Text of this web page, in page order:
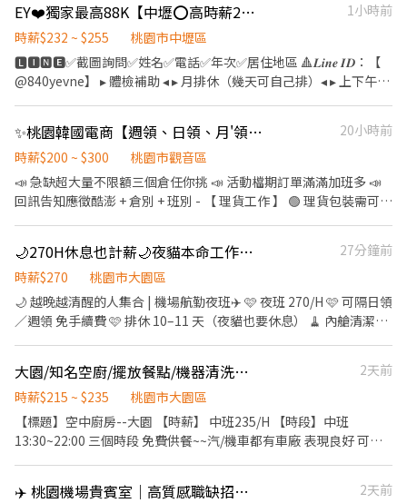
津貼加碼250~600💸 🕒 上班時段 ▪ 早班：08:00 - 17:00｜時薪
$210 ▪ 晚班：18:00 - 03:00｜時薪 $240 地址: 桃1📍桃園市大園區
桃5📍桃園市觀音區寶倉街 桃6📍桃園市大園區航翔路 RC8📍桃園市
楊梅區環東路 桃9📍桃園市大園區建國路 桃17📍桃園市大園區開和
路 ━━━━━━━━━━━━━━━━━━━━━ ❤️𝑳𝒊𝒏𝒆 𝑰𝑫：
【@317tpzqd】明熙-Blue專員 加入後請留下您的姓名+電話+職缺
⭕️免費諮詢 ❌無收取仲介費
境】運動飲料免費喝、路邊好停車 ⭕️【預支】可日領、周領7000➜
用錢不擔心 ☑️立即上班｜無經驗可｜工作好上手☑️ ☑️專人安排書審
➜ https://lin.ee/XDcXDiA ▬▬▬▬▬✦班別制度✦▬▬▬▬▬
【工作地點】龜山區文信路(近體育大學) 【工作內容】包裹進出理
分貨、撿貨包裝 【休假制度】月排休8~9天 【休息時間】用餐60分
資：$45,760起➢$55,000(配合加班) ✅小夜：16:00~01:00 ➠時薪
【280/H】含津貼 ⭐️薪資：$49,280起➢$60,000(配合加班) ✅大夜：
00:30~09:00 ➠時薪【300/H】含津貼 ⭐️薪資：$52,800起
➢$65,000(配合加班) ◍每月15號發薪、可日周領薪 ◍就職即享勞健
保、勞退、三節禮品金 ▬▬✨心動不如薪動、薪動不如行動❤️▬▬
✚ ʟɪɴᴇ ID:【@484taxjq 】截圖詢問黃小姐 專人服務最快速☛
https://lin.ee/XDcXDiA ▶️新北、桃竹苗、台中地區高薪工作歡迎洽
EY❤️獨家最高88K【中壢⭕高時薪255⭕等當兵可】班別自選.門市書審.週週領薪
1小時前
時薪$232 ~ $255
桃園市中壢區
🅻🅸🅽🅴✅截圖詢問✅姓名✅電話✅年次✅居住地區 🔺𝑳𝒊𝒏𝒆 𝑰𝑫：【
@840yevne】 ▸ 體檢補助 ◂ ▸ 月排休（幾天可自己排）◂ ▸ 上下午各
或禮品(到職滿三個月享有)◂ 【 職缺介紹 】 ✅ 工作產品 : 知名超商
的食品加工/便當/御飯糰/涼麵/沙拉/三明治 ✅ 工作內容 : 食品製作烹
調、料理、配料加工、包裝、前置(洗食材)、調理(料理食材) ✅ 廠區
地址 : 中壢區自強一路(中壢工業區) ✅ 薪資說明 : ⭕日班 220~232/H
班) ✅ 日班時段 : ★06:00～14:45★06:30～15:15★07:00～
15:45★07:30～16:15★08:00～16:45★08:30～17:15 ✅ 中班時段 :
22:45★14:30-23:15★15:00-23:45★15:30-00:15★16:00-00:45 ✅
夜班時段 :
(每半小時為一個班別)
✨桃園韓國電商【週領、日領、月'領、現金、匯款】【假日班皆有】交通車🩷
20小時前
時薪$200 ~ $300
桃園市觀音區
📣 急缺超大量不限額三個倉任你挑 📣 活動檔期訂單滿滿加班多 📣
回訊告知應徵酷澎 + 倉別 + 班別 - 【 理貨工作 】 🟢 理貨包裝需可接
https://reurl.cc/rErN4Z ) 🟢【 臨時工 】任何倉都沒有提供交通車
服務 - 【 上班地點 】 🔔 桃園 1 倉 : 大園建國路 (5F) ( 周休、假日早
班 ) 🔔 桃園 3 倉 : 大園中山南路 ( 假日班 ) 🔔 桃園 4 倉 : 觀音區玉林
路 🔔 桃園 5 倉：觀音寶倉街 ( 可周休、假日班 ) 🔔 桃園 6 倉：大園
倉樓下) 🔔 桃園 17 倉：大園區開和路 ( 限排休 ) 🔔 桃園 RC8：楊梅
區環東路 (4'F) ( 後面有寫缺長派才有缺，沒標註的都是無缺額 ) - ((
堆高機需有證照及回訓證明 )) - 【 休假方式 】 周一至周日排休，一
個月排休 8 ~ 10 天，單位報到當天由主管分配 - 【 工作時間 】 早班
08 : 00 - 17 : 00 排休 $ 210 周休 $ 200 晚班 18 : 00 - 03 : 00 排休 $
240 周休 $ 230 ( 假日班固定上六日 ) - ♦️ 用餐：免費供餐 ♦️ 冰箱、
微波爐、外出用餐、有上鎖置物櫃 - ▶ —————【應徵方式】
🌙270H休息也計薪🌙夜貓本命工作✈️桃園機場航勤夜班
27分鐘前
時薪$270
桃園市大園區
🌙 越晚越清醒的人集合 | 機場航勤夜班✈️ 🩷 夜班 270/H 🩷 可隔日領
／週領 免手續費 🩷 排休 10–11 天（夜貓也要休息） 🧹 內艙清潔｜
14:30 ｜須輪午班(不含加班40,000) ⊷14:30-22:30 ｜須輪早班(不
含加班40,000) ⊷22:30-06:30 ｜須輪午班(不含加班45,000) 📍 大園
航勤南路 📲 ：0906-163-268 曾曾
大園/知名空廚/擺放餐點/機器清洗餐盤/中班/免費供餐吃到飽&停車場
2天前
時薪$215 ~ $235
桃園市大園區
【標題】空中廚房--大園 【時薪】 中班235/H 【時段】中班
13:30~22:00 三個時段 免費供餐~~汽/機車都有車廠 表現良好 可以
✈️ 桃園機場貴賓室｜高質感職缺招募中｜不用風吹日曬、環境乾淨✨
2天前